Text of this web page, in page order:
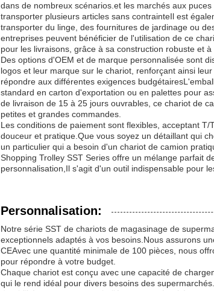
dans de nombreux scénarios.et les marchés aux
transporter plusieurs articles sans contrainteIl est
transporter du linge, des fournitures de jardinage ou
entreprises peuvent bénéficier de l'utilisation de ce
pour les livraisons, grâce à sa construction robuste et à
Des options d'OEM et de marque personnalisée sont
logos et leur marque sur le chariot, renforçant ainsi
répondre aux différentes exigences
standard en carton d'exportation ou en palettes pour
de livraison de 15 à 25 jours ouvrables, ce chariot de
petites et grandes commandes.
Les conditions de paiement sont flexibles, acceptant
douceur et pratique.Que vous soyez un détaillant qui
un particulier qui a besoin d'un chariot de camion
Shopping Trolley SST Series offre un mélange parfait
personnalisation,Il s'agit d'un outil indispensable pour
Personnalisation:
Notre série SST de chariots de magasinage de
exceptionnels adaptés à vos besoins.Nous assurons
CEAvec une quantité minimale de 100 pièces, nous
pour répondre à votre budget.
Chaque chariot est conçu avec une capacité de
qui le rend idéal pour divers besoins des